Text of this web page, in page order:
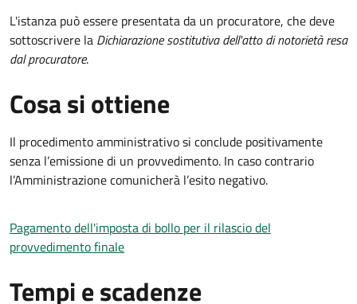
L'istanza può essere presentata da un procuratore, che deve
sottoscrivere la Dichiarazione sostitutiva dell'atto di notorietà resa
dal procuratore.
Cosa si ottiene
Il procedimento amministrativo si conclude positivamente
senza l’emissione di un provvedimento. In caso contrario
l’Amministrazione comunicherà l’esito negativo.
Pagamento dell'imposta di bollo per il rilascio del
provvedimento finale
Tempi e scadenze